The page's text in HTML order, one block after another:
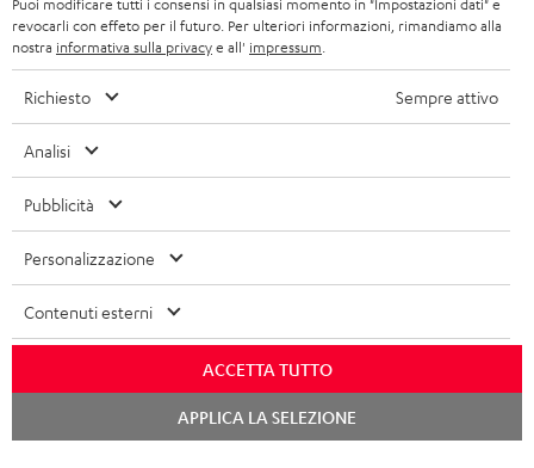
CUFFIE IN-EAR
FANSHOP
NOVITÁ
LA NOSTRA STORIA
MANAGEMENT
POLONIA
ITALIA
ALTRI PAESI
Ci riserviamo il diritto di apportare modifiche relative a specifiche tecniche,
errori di battitura e omissioni. Gli accessori mostrati nelle nostre foto non sono
inclusi nella consegna. Eventuali costi di smaltimento delle batterie sono inclusi
Impressum Termini e condizioni generali
revocarli con effeto per il futuro. Per ulteriori informazioni, rimandiamo alla
nostra informativa sulla privacye all' impressum
Richiesto Sempre attivo
Analisi
Pubblicità
Personalizzazione
Contenuti esterni
ACCETTA TUTTO
APPLICA LA SELEZIONE